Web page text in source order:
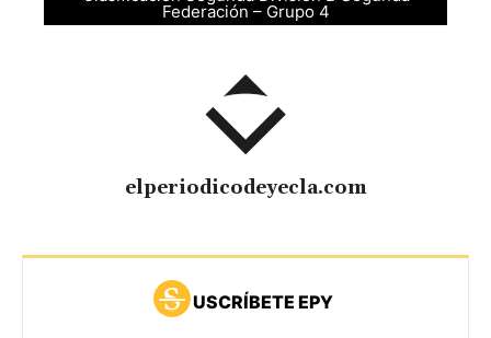
Federación – Grupo 4
elperiodicodeyecla.com
USCRÍBETE EPY